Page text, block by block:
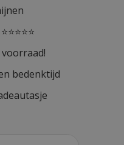
bedenktijd